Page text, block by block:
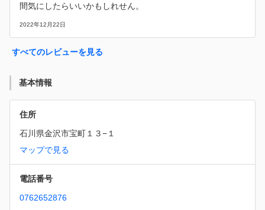
間気にしたらいいかもしれせん。
2022年12月22日
すべてのレビューを見る
基本情報
住所
石川県金沢市宝町１３−１
マップで見る
電話番号
0762652876